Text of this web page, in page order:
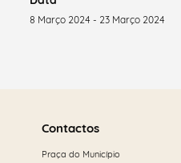
8 Março 2024 - 23 Março 2024
maisContactos
Praça do Município